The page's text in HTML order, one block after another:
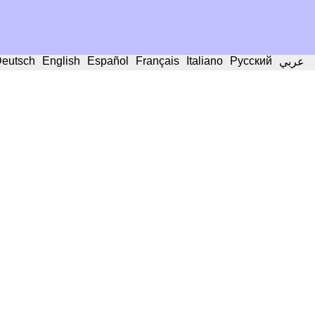
English Español Français Italiano Русский عربي